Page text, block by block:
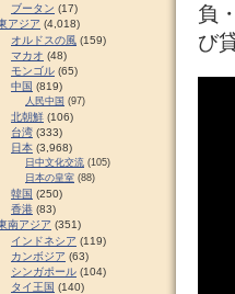
負
び
ブータン (17)
アジア (4,018)
オルドスの風 (159)
マカオ (48)
モンゴル (65)
中国 (819)
人民中国 (97)
北朝鮮 (106)
台湾 (333)
日本 (3,968)
日中文化交流 (105)
日本の皇室 (88)
韓国 (250)
香港 (83)
南アジア (351)
インドネシア (119)
カンボジア (63)
シンガポール (104)
タイ王国 (140)